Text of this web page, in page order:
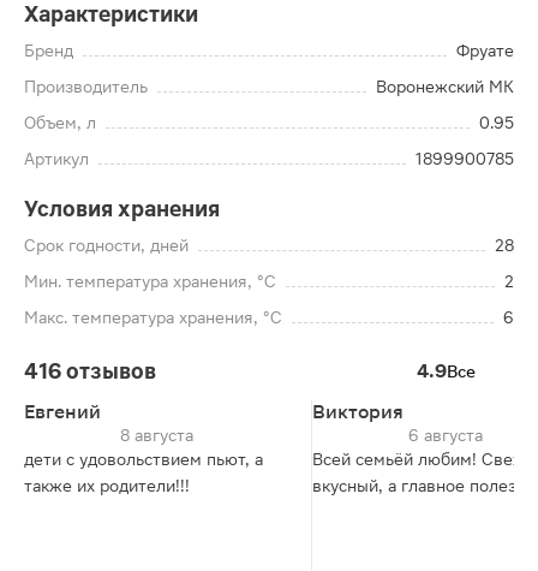
Характеристики
Бренд
Фруате
Производитель
Воронежский МК
Объем, л
0.95
Артикул
1899900785
Условия хранения
Срок годности, дней
28
Мин. температура хранения, °C
2
Макс. температура хранения, °C
6
416 отзывов 4.9Все
Евгений
8 августа
дети с удовольствием пьют, а
также их родители!!!
Виктория
6 августа
Всей семьёй любим!
вкусный, а главное